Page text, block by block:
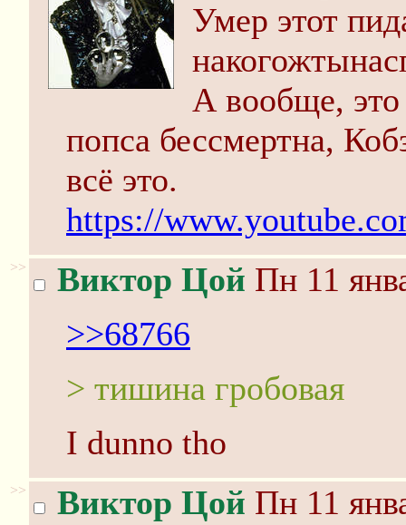
Умер этот
А вообще, это
попса бессмертна,
всё это.
https://
>> Виктор Цой Пн 11
>>68766
> тишина гробовая
I dunno tho
>> Виктор Цой Пн 11